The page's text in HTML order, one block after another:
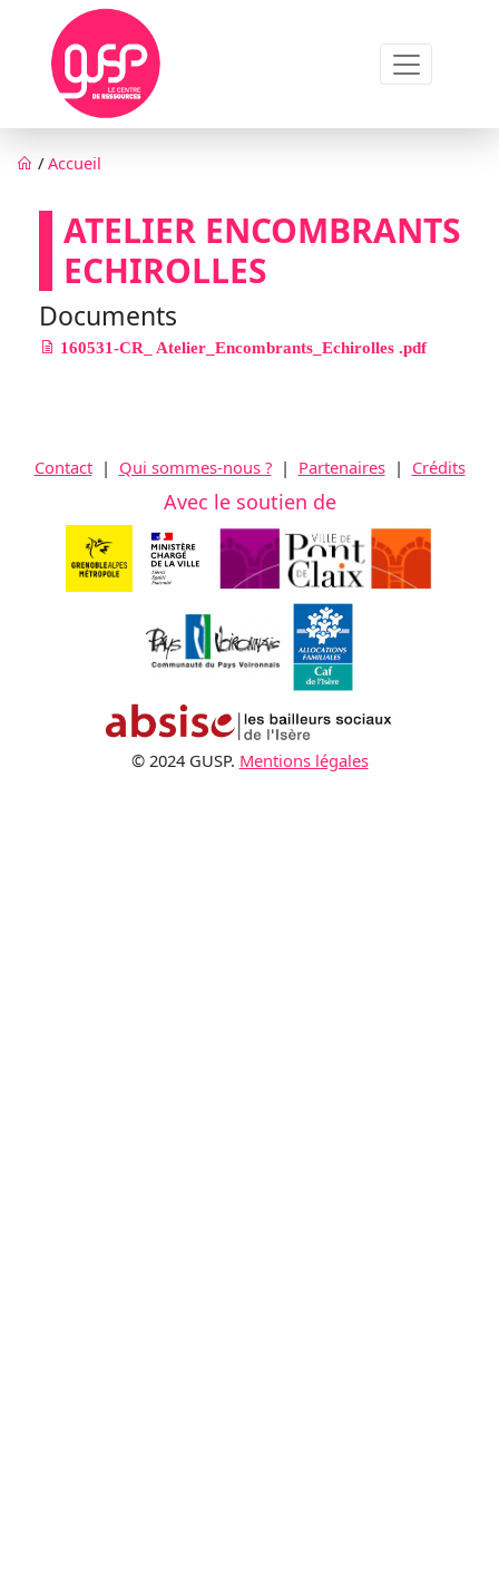
Aller au contenu principal
Fil d'Ariane
/Accueil
ATELIER ENCOMBRANTS
ECHIROLLES
Documents
160531-CR_ Atelier_Encombrants_Echirolles .pdf
Contact| Qui sommes-nous ?| Partenaires| Crédits
Avec le soutien de
© 2024 GUSP. Mentions légales